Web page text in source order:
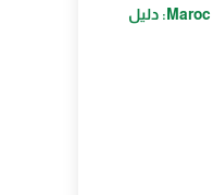
Maroc 2026: دليل